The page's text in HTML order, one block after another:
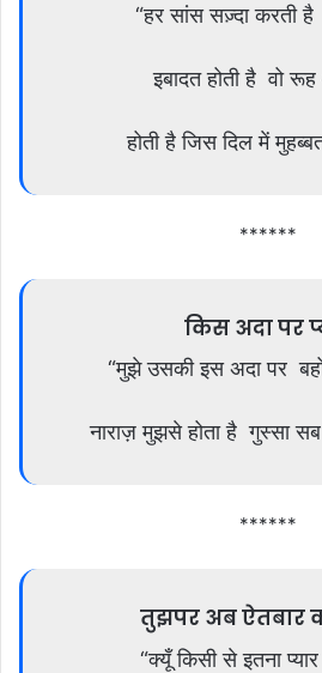
“हर सांस सज़्दा करती
इबादत होती है वो
होती है जिस दिल में
******
किस अदा पर
“मुझे उसकी इस अदा पर
नाराज़ मुझसे होता है गुस्सा
******
तुझपर अब ऐतबार
“क्यूँ किसी से इतना